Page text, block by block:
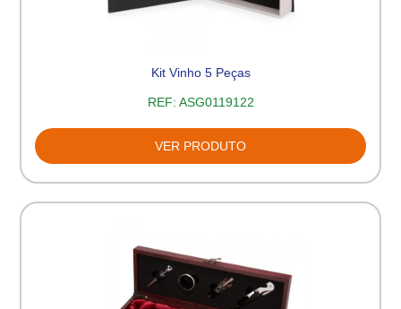
Kit Vinho 5 Peças
REF: ASG0119122
VER PRODUTO